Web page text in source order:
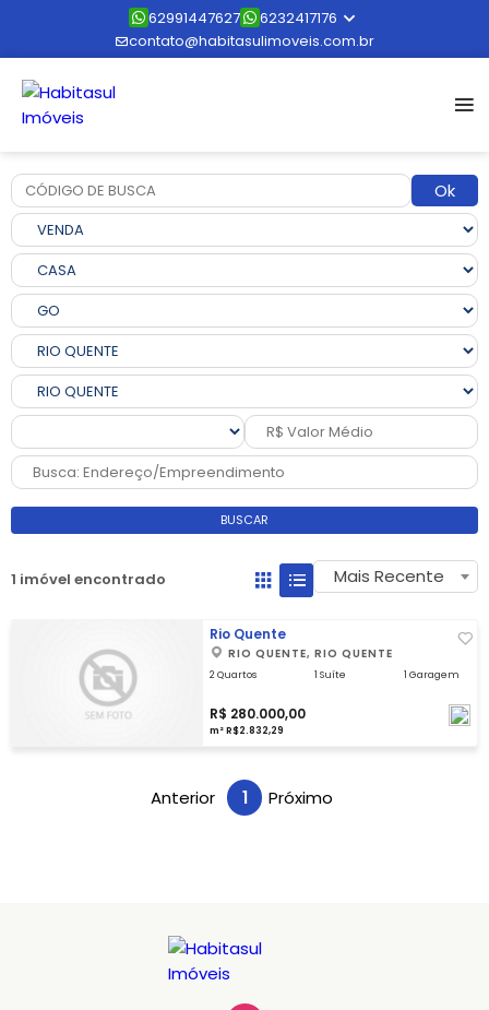
62991447627
6232417176
contato@habitasulimoveis.com.br
Ok
BUSCAR
1 imóvel encontrado Mais Recente
Rio Quente
RIO QUENTE, RIO QUENTE
2 Quartos 1 Suíte 1 Garagem
R$ 280.000,00
m² R$2.832,29
Anterior 1 Próximo